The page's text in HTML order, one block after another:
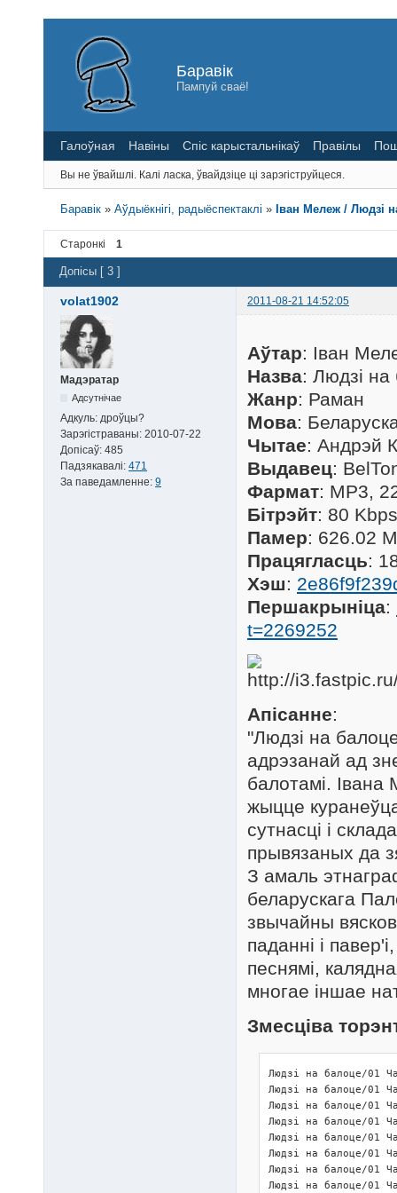
Баравік
Пампуй сваё!
Галоўная Навіны Спіс карыстальнікаў Правілы
Вы не ўвайшлі. Калі ласка, ўвайдзіце ці зарэгіструйцеся.
Баравік »Аўдыёкнігі, радыёспектаклі » Іван Мележ / Людзі
Старонкі 1
Допісы [ 3 ]
volat1902 2011-08-21 14:52:05
Мадэратар
Адсутнічае
Адкуль: дроўцы?
Зарэгістраваны: 2010-07-22
Допісаў: 485
Падзякавалі: 471
За паведамленне: 9
Аўтар: Іван
Назва: Людзі на
Жанр: Раман
Мова:
Чытае: Андрэй
Выдавец:
Фармат: MP3,
Бітрэйт: 80 Kbps
Памер: 626.02
Працягласць:
Хэш:
Першакрыніца:
t=2269252
Апісанне:
"Людзi на
адрэзанай ад
балотамi. Iвана
жыцце
сутнасцi i
прывязаных да
З амаль
беларускага
звычайны
паданнi i
песнямi,
многае iншае
Змесціва
Людзі на балоце/01
Людзі на балоце/01
Людзі на балоце/01
Людзі на балоце/01
Людзі на балоце/01
Людзі на балоце/01
Людзі на балоце/01
Людзі на балоце/01